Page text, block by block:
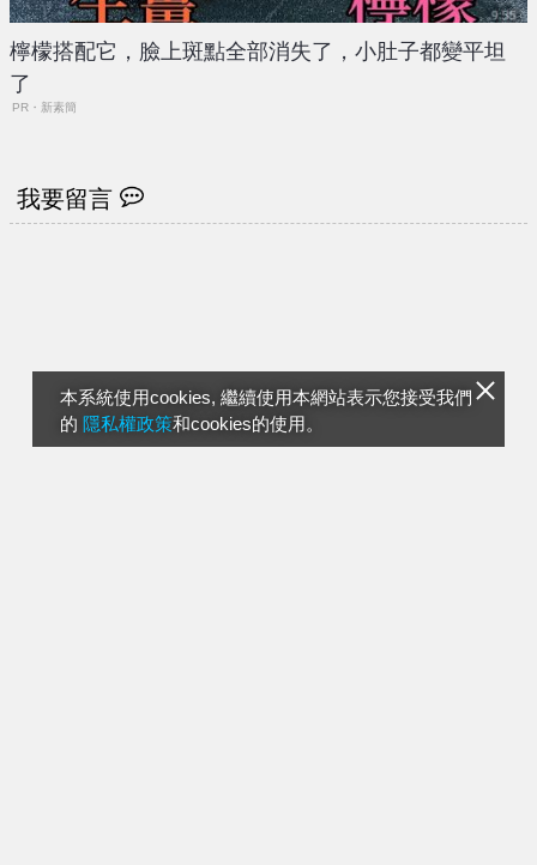
本系統使用cookies, 繼續使用本網站表示您接受我們
的 隱私權政策和cookies的使用。
檸檬搭配它，臉上斑點全部消失了，小肚子都變平坦
了
PR・新素簡
我要留言